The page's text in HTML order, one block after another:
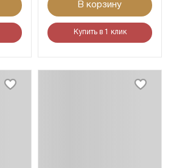
В корзину
Купить в 1 клик